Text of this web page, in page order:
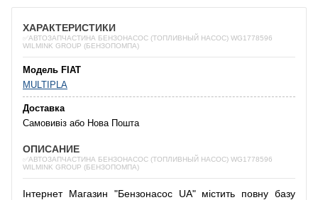
ХАРАКТЕРИСТИКИ
✅АВТОЗАПЧАСТИНА БЕНЗОНАСОС (ТОПЛИВНЫЙ НАСОС) WG1778596
WILMINK GROUP (БЕНЗОПОМПА)
Модель FIAT
MULTIPLA
Доставка
Самовивіз або Нова Пошта
ОПИСАНИЕ
✅АВТОЗАПЧАСТИНА БЕНЗОНАСОС (ТОПЛИВНЫЙ НАСОС) WG1778596
WILMINK GROUP (БЕНЗОПОМПА)
Інтернет Магазин "Бензонасос UA" містить повну базу